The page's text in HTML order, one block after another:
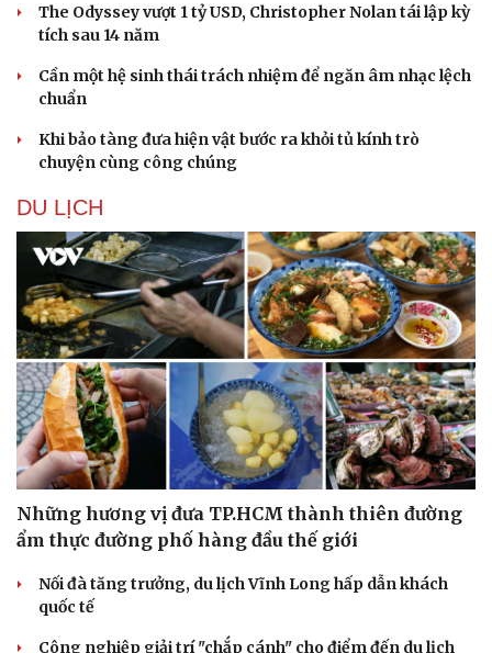
Sân khấu - Điện ảnh
Văn học
Âm nhạc
Di sản
Nghệ sĩ
Sao Việt
The Odyssey vượt 1 tỷ USD, Christopher Nolan tái lập kỳ
tích sau 14 năm
Cần một hệ sinh thái trách nhiệm để ngăn âm nhạc lệch
chuẩn
Khi bảo tàng đưa hiện vật bước ra khỏi tủ kính trò
chuyện cùng công chúng
DU LỊCH
Những hương vị đưa TP.HCM thành thiên đường
ẩm thực đường phố hàng đầu thế giới
Nối đà tăng trưởng, du lịch Vĩnh Long hấp dẫn khách
quốc tế
Công nghiệp giải trí "chắp cánh" cho điểm đến du lịch